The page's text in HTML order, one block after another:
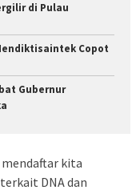
di Pulau
Copot
Gubernur
kita
DNA dan